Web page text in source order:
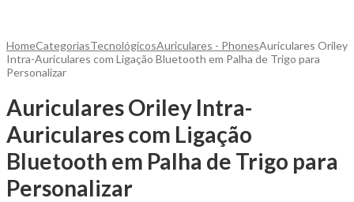
HomeCategoriasTecnológicosAuriculares - PhonesAuriculares Oriley
Intra-Auriculares com Ligação Bluetooth em Palha de Trigo para
Personalizar
Auriculares Oriley Intra-
Auriculares com Ligação
Bluetooth em Palha de Trigo para
Personalizar